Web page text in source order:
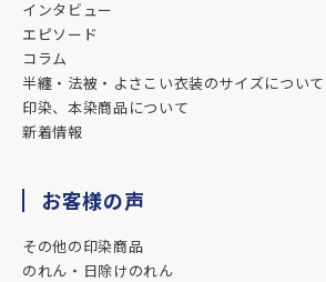
★★★★★
2025.11.25
対応も素晴らしく満足のいく法被ができま
暖簾や横断幕などもやっているそうなの
★★★★★
2025.09.19
インタビュー
エピソード
コラム
半纏・法被・よさこい衣装のサイズについて
印染、本染商品について
新着情報
お客様の声
その他の印染商品
のれん・日除けのれん